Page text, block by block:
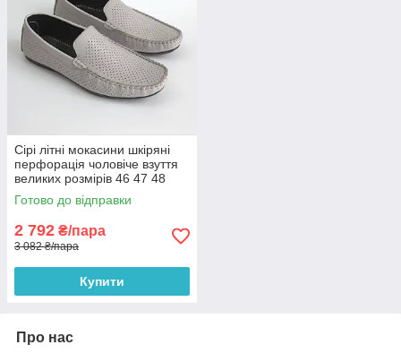
Сірі літні мокасини шкіряні
перфорація чоловіче взуття
великих розмірів 46 47 48
Rosso Avangard BS M4
PerfGrey
Готово до відправки
2 792 ₴/пара
3 082 ₴/пара
Купити
Про нас